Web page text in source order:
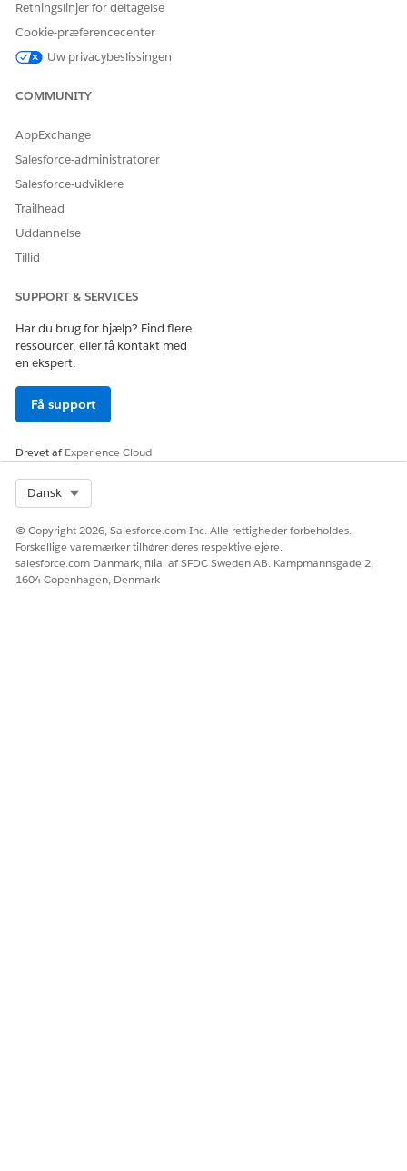
Registrer milepæle
Når der registreres en signatur, eller der angives et
Når besøgsrapporten sendes.
Registrerede datapunkter
Konto og placering
specifikke adresseoplysninger og brugernavnet.
udløbsdatoer og statusser.
batchnumre og udløbsdatoer for detaljerede produkter,
eksempler og marketingelementer.
LØSTE DENNE ARTIKEL DIT PROBLEM?
Giv os besked, så vi kan forbedre os!
Retningslinjer for deltagelse
Cookie-præferencecenter
Uw privacybeslissingen
COMMUNITY
AppExchange
Salesforce-administratorer
Salesforce-udviklere
Trailhead
Uddannelse
Tillid
SUPPORT & SERVICES
Har du brug for hjælp? Find flere
ressourcer, eller få kontakt med
en ekspert.
Få support
Drevet afExperience Cloud
Dansk
© Copyright 2026, Salesforce.com Inc. Alle rettigheder forbeholdes.
Forskellige varemærker tilhører deres respektive ejere.
salesforce.com Danmark, filial af SFDC Sweden AB. Kampmannsgade 2,
1604 Copenhagen, Denmark